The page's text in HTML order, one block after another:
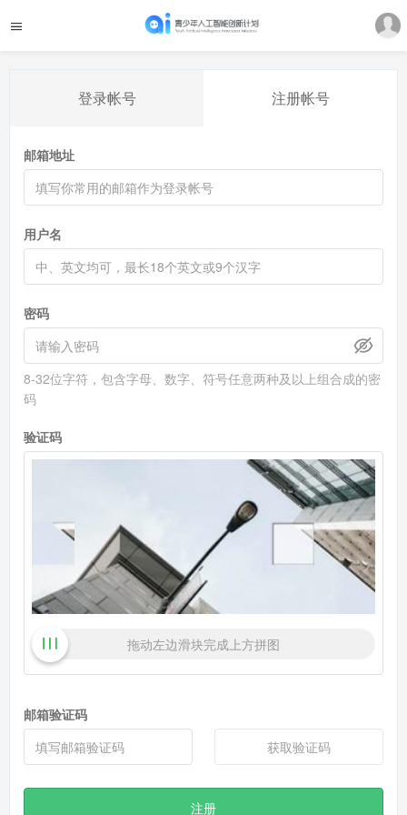
登录帐号 注册帐号
邮箱地址
用户名
密码
8-32位字符，包含字母、数字、符号任意两种及以上组合成的密
码
验证码
拖动左边滑块完成上方拼图
邮箱验证码
获取验证码
注册